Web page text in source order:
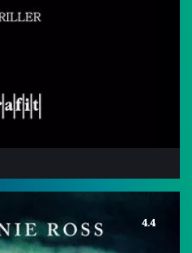
4.4